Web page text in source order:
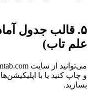
۵. قالب جدول
علم تاب)
و چاپ کنید یا با
بسازید.